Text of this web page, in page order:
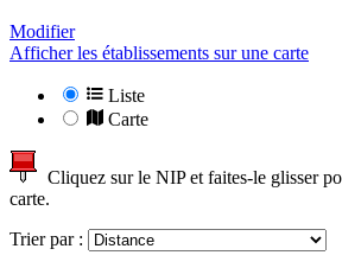
Modifier
Afficher les établissements sur une carte
Liste
Carte
Cliquez sur le NIP et faites-le glisser
carte.
Trier par :